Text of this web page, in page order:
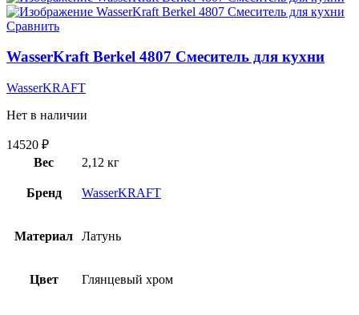
Сравнить
WasserKraft Berkel 4807 Смеситель для кухни
WasserKRAFT
Нет в наличии
14520 ₽
Вес
2,12 кг
Бренд WasserKRAFT
Материал Латунь
Цвет Глянцевый хром